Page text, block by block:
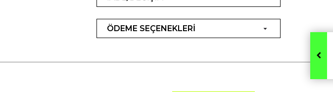
ÖDEME SEÇENEKLERİ